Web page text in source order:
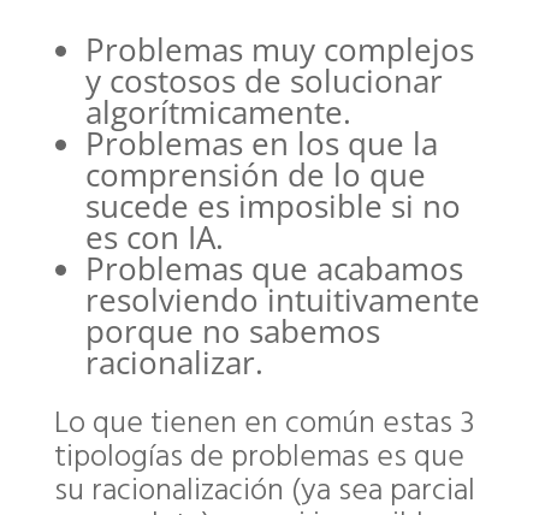
Problemas muy complejos
y costosos de solucionar
algorítmicamente.
Problemas en los que la
comprensión de lo que
sucede es imposible si no
es con IA.
Problemas que acabamos
resolviendo intuitivamente
porque no sabemos
racionalizar.
Lo que tienen en común estas 3
tipologías de problemas es que
su racionalización (ya sea parcial